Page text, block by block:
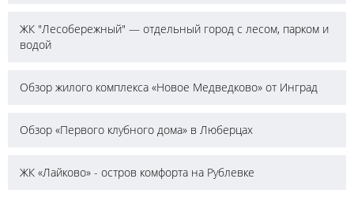
ЖК "Лесобережный" — отдельный город с лесом, парком и
водой
Обзор жилого комплекса «Новое Медведково» от Инград
Обзор «Первого клубного дома» в Люберцах
ЖК «Лайково» - остров комфорта на Рублевке